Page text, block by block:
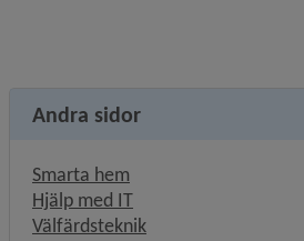
Andra sidor
Smarta hem
Hjälp med IT
Välfärdsteknik